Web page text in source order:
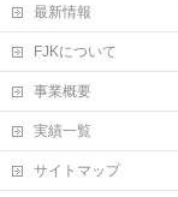
最新情報
FJKについて
事業概要
実績一覧
サイトマップ